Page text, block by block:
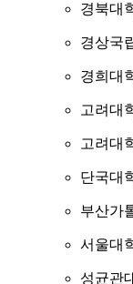
경북대
경상국
경희대
고려대
고려대
단국대
부산가
서울대
성균관